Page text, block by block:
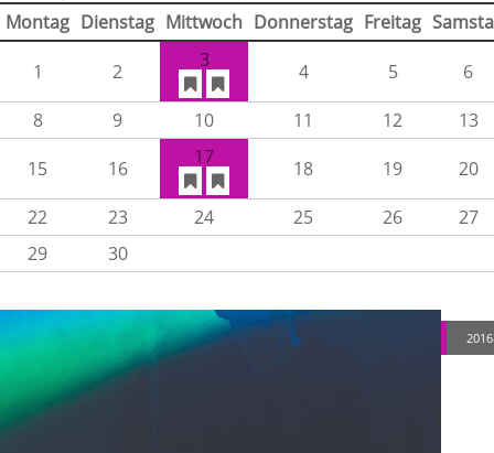
Montag Dienstag Mittwoch Donnerstag Freitag
1 2 3 4 5
6
8
9 10 11 12
13
15
16 17 18 19
20
22
23 24 25 26
27
29
30